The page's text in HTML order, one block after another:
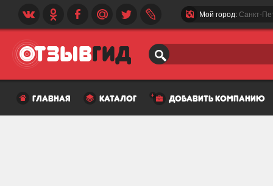
Мой город: Санкт-
главная каталог добавить компанию